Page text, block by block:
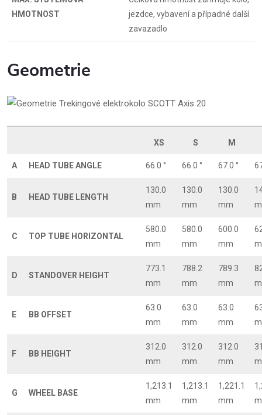
HMOTNOST
jezdce, vybavení a případné další
zavazadlo
Geometrie
XS S M
A HEAD TUBE ANGLE 66.0 ° 66.0 ° 67.0 °
B HEAD TUBE LENGTH
130.0
mm
130.0
mm
130.0
mm
C TOP TUBE HORIZONTAL
580.0
mm
580.0
mm
600.0
mm
D STANDOVER HEIGHT
773.1
mm
788.2
mm
789.3
mm
E BB OFFSET
63.0
mm
63.0
mm
63.0
mm
F BB HEIGHT
312.0
mm
312.0
mm
312.0
mm
G WHEEL BASE
1,213.1
mm
1,213.1
mm
1,221.1
mm